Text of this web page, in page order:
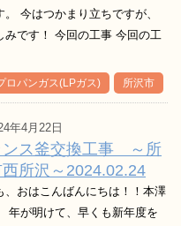
今はつかまり立ちですが、
みです！ 今回の工事 今回の工
ロパンガス(LPガス) 所沢市
年4月22日
ンス釜交換工事 ～所
所沢～2024.02.24
、おはこんばんにちは！！本澤
年が明けて、早くも新年度を